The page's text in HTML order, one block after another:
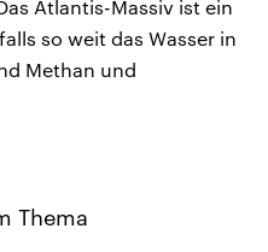
Atlantis-Massiv ist ein
so weit das Wasser in
Methan und
Thema